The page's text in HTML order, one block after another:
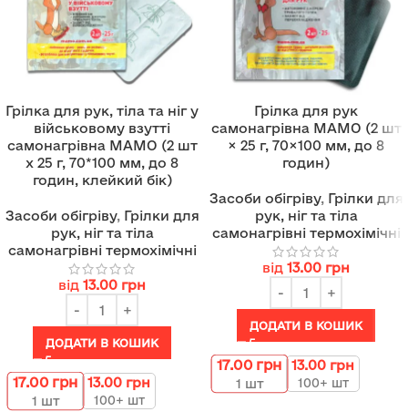
Грілка для рук, тіла та ніг у
військовому взутті
самонагрівна МАМО (2 шт
х 25 г, 70*100 мм, до 8
годин, клейкий бік)
Засоби обігріву, Грілки для
рук, ніг та тіла
самонагрівні термохімічні
від 13.00 грн
ДОДАТИ В КОШИК
17.00 грн
1 шт
13.00 грн
100+ шт
Грілка для рук
самонагрівна МАМО (2 шт
× 25 г, 70×100 мм, до 8
годин)
Засоби обігріву, Грілки для
рук, ніг та тіла
самонагрівні термохімічні
від 13.00 грн
ДОДАТИ В КОШИК
17.00 грн
1 шт
13.00 грн
100+ шт